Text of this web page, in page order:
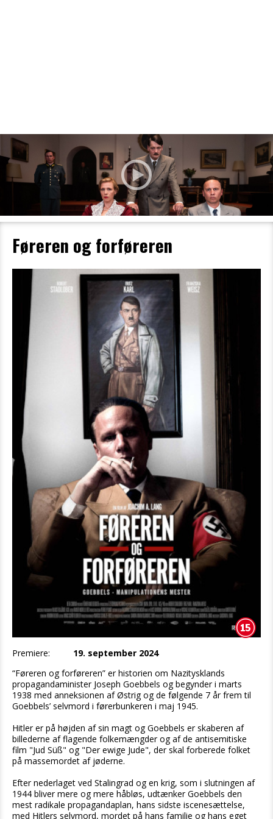
Føreren og forføreren
Premiere:
19. september 2024
“Føreren og forføreren” er historien om Nazitysklands
propagandaminister Joseph Goebbels og begynder i marts
1938 med anneksionen af Østrig og de følgende 7 år frem til
Goebbels’ selvmord i førerbunkeren i maj 1945.
Hitler er på højden af sin magt og Goebbels er skaberen af
billederne af flagende folkemængder og af de antisemitiske
film "Jud Süß" og "Der ewige Jude", der skal forberede folket
på massemordet af jøderne.
Efter nederlaget ved Stalingrad og en krig, som i slutningen af
1944 bliver mere og mere håbløs, udtænker Goebbels den
mest radikale propagandaplan, hans sidste iscenesættelse,
med Hitlers selvmord, mordet på hans familie og hans eget